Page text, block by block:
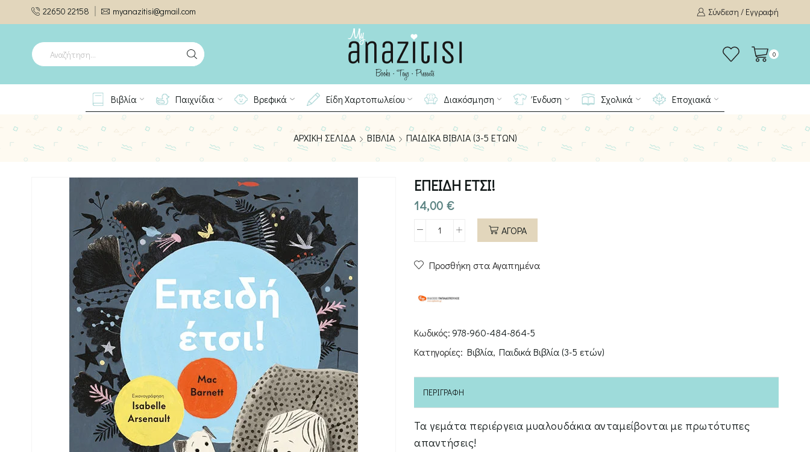
22650 22158 myanazitisi@gmail.com Σύνδεση / Εγγραφή
0
Βιβλία Παιχνίδια Βρεφικά Είδη Χαρτοπωλείου Διακόσμηση Ένδυση Σχολικά Εποχιακά
ΑΡΧΙΚΉ ΣΕΛΊΔΑ ΒΙΒΛΊΑ ΠΑΙΔΙΚΆ ΒΙΒΛΊΑ (3-5 ΕΤΏΝ)
ΕΠΕΙΔΗ ΕΤΣΙ!
14,00 €
ΕΠΕΙΔΗ
ποσότητα
ΑΓΟΡΑ
Προσθήκη στα Αγαπημένα
Κωδικός: 978-960-484-864-5
Κατηγορίες: Βιβλία, Παιδικά Βιβλία (3-5 ετών)
ΠΕΡΙΓΡΑΦΉ
Τα γεμάτα περιέργεια μυαλουδάκια ανταμείβονται με πρωτότυπες
απαντήσεις!